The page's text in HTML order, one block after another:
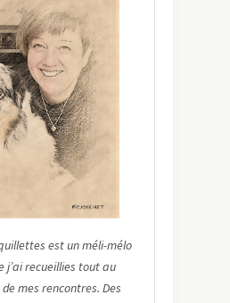
est un méli-mélo
j’ai recueillies tout au
mes rencontres. Des